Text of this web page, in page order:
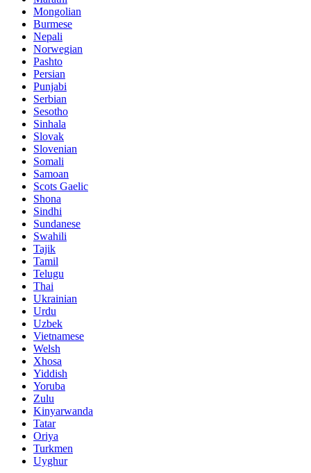
Mongolian
Burmese
Nepali
Norwegian
Pashto
Persian
Punjabi
Serbian
Sesotho
Sinhala
Slovak
Slovenian
Somali
Samoan
Scots Gaelic
Shona
Sindhi
Sundanese
Swahili
Tajik
Tamil
Telugu
Thai
Ukrainian
Urdu
Uzbek
Vietnamese
Welsh
Xhosa
Yiddish
Yoruba
Zulu
Kinyarwanda
Tatar
Oriya
Turkmen
Uyghur